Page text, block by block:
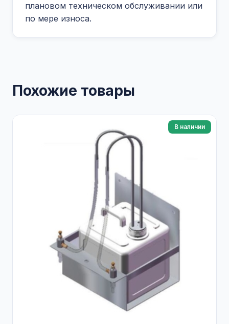
плановом техническом обслуживании или
по мере износа.
Похожие товары
В наличии